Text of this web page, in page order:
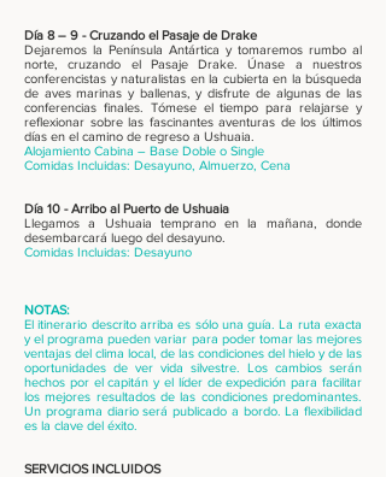
Día 8 – 9 - Cruzando el Pasaje de Drake
Dejaremos la Península Antártica y tomaremos rumbo al
norte, cruzando el Pasaje Drake. Únase a nuestros
conferencistas y naturalistas en la cubierta en la búsqueda
de aves marinas y ballenas, y disfrute de algunas de las
conferencias finales. Tómese el tiempo para relajarse y
reflexionar sobre las fascinantes aventuras de los últimos
días en el camino de regreso a Ushuaia.
Alojamiento Cabina – Base Doble o Single
Comidas Incluidas: Desayuno, Almuerzo, Cena
Día 10 - Arribo al Puerto de Ushuaia
Llegamos a Ushuaia temprano en la mañana, donde
desembarcará luego del desayuno.
Comidas Incluidas: Desayuno
NOTAS:
El itinerario descrito arriba es sólo una guía. La ruta exacta
y el programa pueden variar para poder tomar las mejores
ventajas del clima local, de las condiciones del hielo y de las
oportunidades de ver vida silvestre. Los cambios serán
hechos por el capitán y el líder de expedición para facilitar
los mejores resultados de las condiciones predominantes.
Un programa diario será publicado a bordo. La flexibilidad
es la clave del éxito.
SERVICIOS INCLUIDOS